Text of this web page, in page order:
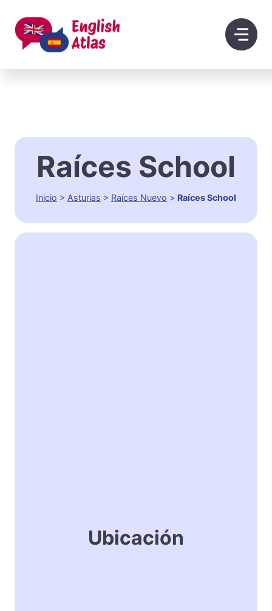
contenido
Raíces School
Inicio > Asturias > Raíces Nuevo > Raíces School
Ubicación